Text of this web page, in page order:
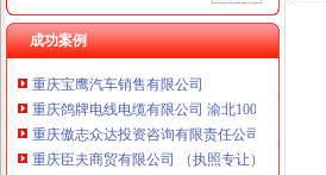
成功案例
重庆信同广告有限公司 渝沙50万 （工商注册）
重庆三虹房地产营销策划有限公司
重庆鸽牌电线电缆有限公司 渝北10010万 (进出
重庆傲志众达投资咨询有限责任公司 渝九1000
重庆臣夫商贸有限公司 （执照专让）
重庆卿倾商贸有限责任公司 渝江100万 （工商